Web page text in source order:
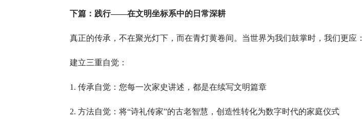
下篇：践行——在文明坐标系中的日常深耕
真正的传承，不在聚光灯下，而在青灯黄卷间。当世界为我们鼓掌时，我们更应：
建立三重自觉：
1. 传承自觉：您每一次家史讲述，都是在续写文明篇章
2. 方法自觉：将“诗礼传家”的古老智慧，创造性转化为数字时代的家庭仪式